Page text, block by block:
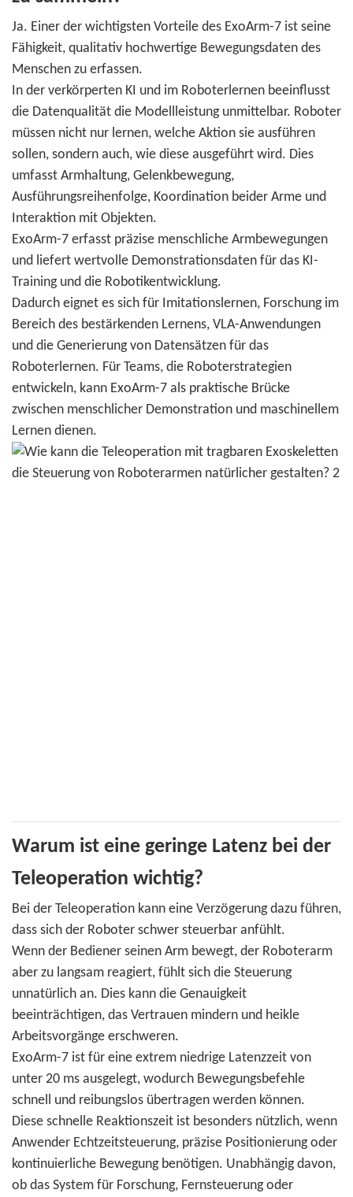
Ja. Einer der wichtigsten Vorteile des ExoArm-7 ist seine
Fähigkeit, qualitativ hochwertige Bewegungsdaten des
Menschen zu erfassen.
In der verkörperten KI und im Roboterlernen beeinflusst
die Datenqualität die Modellleistung unmittelbar. Roboter
müssen nicht nur lernen, welche Aktion sie ausführen
sollen, sondern auch, wie diese ausgeführt wird. Dies
umfasst Armhaltung, Gelenkbewegung,
Ausführungsreihenfolge, Koordination beider Arme und
Interaktion mit Objekten.
ExoArm-7 erfasst präzise menschliche Armbewegungen
und liefert wertvolle Demonstrationsdaten für das KI-
Training und die Robotikentwicklung.
Dadurch eignet es sich für Imitationslernen, Forschung im
Bereich des bestärkenden Lernens, VLA-Anwendungen
und die Generierung von Datensätzen für das
Roboterlernen. Für Teams, die Roboterstrategien
entwickeln, kann ExoArm-7 als praktische Brücke
zwischen menschlicher Demonstration und maschinellem
Lernen dienen.
Warum ist eine geringe Latenz bei der
Teleoperation wichtig?
Bei der Teleoperation kann eine Verzögerung dazu führen,
dass sich der Roboter schwer steuerbar anfühlt.
Wenn der Bediener seinen Arm bewegt, der Roboterarm
aber zu langsam reagiert, fühlt sich die Steuerung
unnatürlich an. Dies kann die Genauigkeit
beeinträchtigen, das Vertrauen mindern und heikle
Arbeitsvorgänge erschweren.
ExoArm-7 ist für eine extrem niedrige Latenzzeit von
unter 20 ms ausgelegt, wodurch Bewegungsbefehle
schnell und reibungslos übertragen werden können.
Diese schnelle Reaktionszeit ist besonders nützlich, wenn
Anwender Echtzeitsteuerung, präzise Positionierung oder
kontinuierliche Bewegung benötigen. Unabhängig davon,
ob das System für Forschung, Fernsteuerung oder